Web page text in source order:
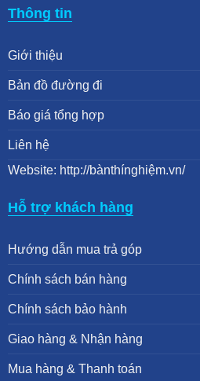
Thông tin
Giới thiệu
Bản đồ đường đi
Báo giá tổng hợp
Liên hệ
Website: http://bànthínghiệm.vn/
Hỗ trợ khách hàng
Hướng dẫn mua trả góp
Chính sách bán hàng
Chính sách bảo hành
Giao hàng & Nhận hàng
Mua hàng & Thanh toán